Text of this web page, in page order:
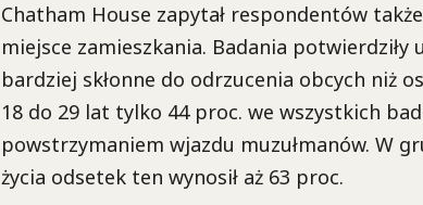
Chatham House zapytał respondentów
miejsce zamieszkania. Badania
bardziej skłonne do odrzucenia obcych niż
18 do 29 lat tylko 44 proc. we wszystkich
powstrzymaniem wjazdu muzułmanów. W
życia odsetek ten wynosił aż 63 proc.